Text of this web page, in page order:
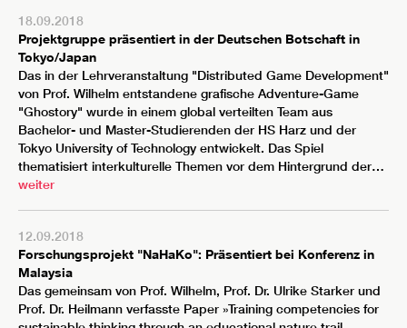
18.09.2018
Projektgruppe präsentiert in der Deutschen Botschaft in
Tokyo/Japan
Das in der Lehrveranstaltung "Distributed Game Development"
von Prof. Wilhelm entstandene grafische Adventure-Game
"Ghostory" wurde in einem global verteilten Team aus
Bachelor- und Master-Studierenden der HS Harz und der
Tokyo University of Technology entwickelt. Das Spiel
thematisiert interkulturelle Themen vor dem Hintergrund der…
weiter
12.09.2018
Forschungsprojekt "NaHaKo": Präsentiert bei Konferenz in
Malaysia
Das gemeinsam von Prof. Wilhelm, Prof. Dr. Ulrike Starker und
Prof. Dr. Heilmann verfasste Paper »Training competencies for